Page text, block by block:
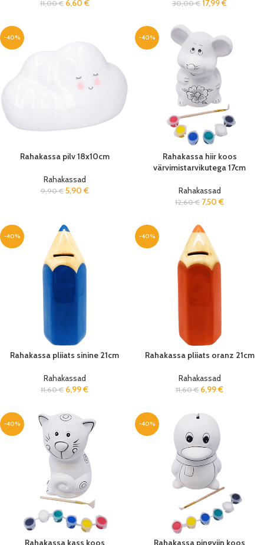
11,00€ 6,60 € 30,00€ 17,99€
-40%
Rahakassa pilv 18x10cm
Rahakassad
9,90€ 5,90 €
-40%
Rahakassa hiir koos
värvimistarvikutega 17cm
Rahakassad
12,60€ 7,50 €
-40%
Rahakassa pliiats sinine 21cm
Rahakassad
11,60€ 6,99€
-40%
Rahakassa pliiats oranz 21cm
Rahakassad
11,60€ 6,99€
-40%
Rahakassa kass koos
-40%
Rahakassa pingviin koos